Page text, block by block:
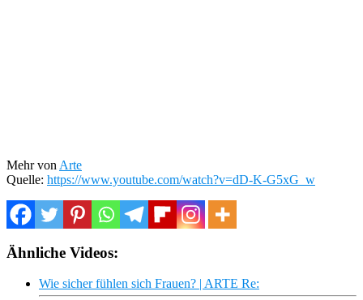
Mehr von Arte
Quelle: https://www.youtube.com/watch?v=dD-K-G5xG_w
Ähnliche Videos:
Wie sicher fühlen sich Frauen? | ARTE Re: